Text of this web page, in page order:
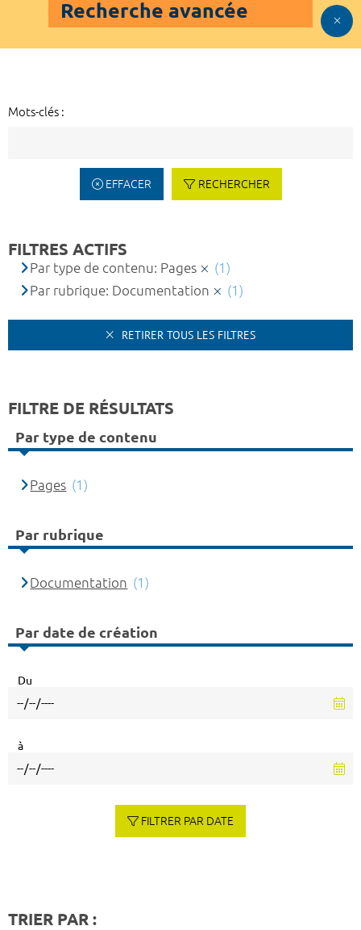
Recherche avancée
Mots-clés :
EFFACER RECHERCHER
FILTRES ACTIFS
Par type de contenu: Pages
(1)
Par rubrique: Documentation
(1)
RETIRER TOUS LES FILTRES
FILTRE DE RÉSULTATS
Par type de contenu
Pages (1)
Par rubrique
Documentation (1)
Par date de création
Du
à
FILTRER PAR DATE
TRIER PAR :